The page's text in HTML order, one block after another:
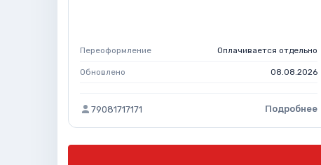
Переоформление Оплачивается отдельно
Обновлено 08.08.2026
79081717171 Подробнее